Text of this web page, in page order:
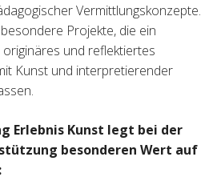
Vermittlungskonzepte.
Projekte, die ein
originäres und reflektiertes
Kunst und interpretierender
Erlebnis Kunst legt bei der
besonderen Wert auf